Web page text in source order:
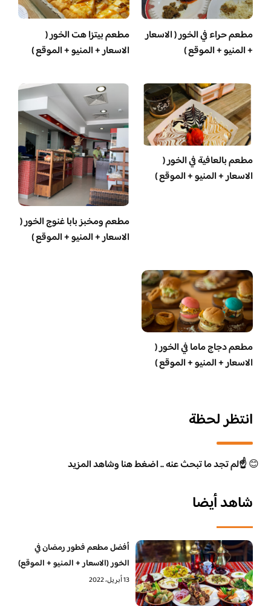
مطعم حراء في الخور ( الاسعار
+ المنيو + الموقع )
مطعم بيتزا هت الخور (
الاسعار + المنيو + الموقع )
مطعم بالعافية في الخور (
الاسعار + المنيو + الموقع )
مطعم ومخبز بابا غنوج الخور (
الاسعار + المنيو + الموقع )
مطعم دجاج ماما في الخور (
الاسعار + المنيو + الموقع )
انتظر لحظة
😊☝️لم تجد ما تبحث عنه .. اضغط هنا وشاهد المزيد
شاهد أيضا
أفضل مطعم فطور رمضان في
الخور (الاسعار + المنيو + الموقع)
13 أبريل، 2022